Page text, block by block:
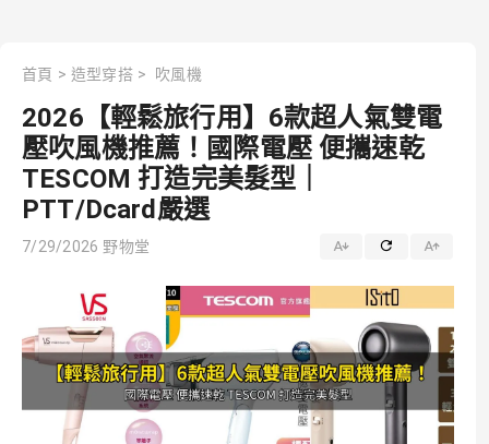
首頁 > 造型穿搭 > 吹風機
2026【輕鬆旅行用】6款超人氣雙電
壓吹風機推薦！國際電壓 便攜速乾
TESCOM 打造完美髮型｜
PTT/Dcard嚴選
7/29/2026 野物堂